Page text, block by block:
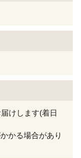
けします(着日
かる場合があり